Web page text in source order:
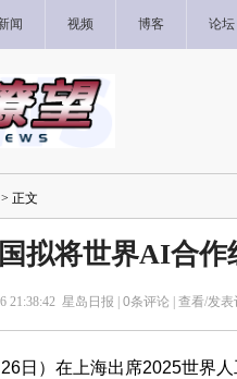
闻 视频 博客 论坛
> 正文
拟将世界AI合作
21:38:42 星岛日报 | 0条评论 | 查看/发表
日）在上海出席2025世界